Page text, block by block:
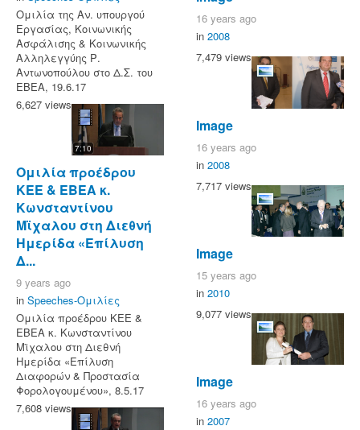
Ομιλία της Αν. υπουργού
Εργασίας, Κοινωνικής
Ασφάλισης & Κοινωνικής
Αλληλεγγύης Ρ.
Αντωνοπούλου στο Δ.Σ. του
ΕΒΕΑ, 19.6.17
6,627 views
7:10
Ομιλία προέδρου
ΚΕΕ & ΕΒΕΑ κ.
Κωνσταντίνου
Μϊχαλου στη Διεθνή
Ημερίδα «Επίλυση
Δ...
9 years ago
in Speeches-Ομιλίες
Ομιλία προέδρου ΚΕΕ &
ΕΒΕΑ κ. Κωνσταντίνου
Μϊχαλου στη Διεθνή
Ημερίδα «Επίλυση
Διαφορών & Προστασία
Φορολογουμένου», 8.5.17
7,608 views
16 years ago
in 2008
7,479 views
Image
16 years ago
in 2008
7,717 views
Image
15 years ago
in 2010
9,077 views
Image
16 years ago
in 2007